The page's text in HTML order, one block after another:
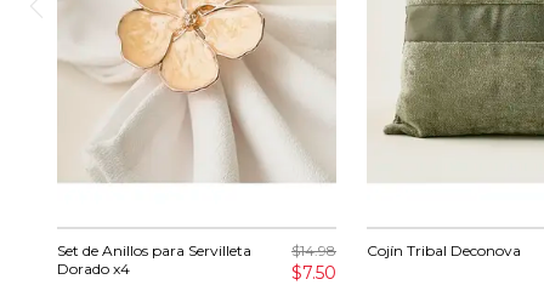
Set de Anillos para Servilleta
Dorado x4
$14.98
$7.50
Cojín Tribal Deconova